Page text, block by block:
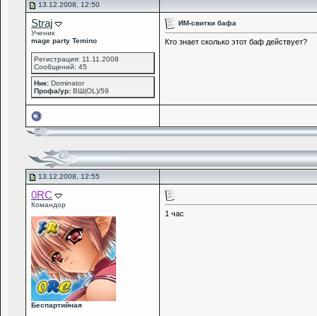
13.12.2008, 12:50
Straj
Ученик
mage party Temino
Регистрация: 11.11.2008
Сообщений: 45
Ник: Dominator
Профа/ур: ВШ(OL)/59
ИМ-свитки бафа
Кто знает сколько этот баф действует?
13.12.2008, 12:55
0RC
Командор
Беcпартийная
1 час